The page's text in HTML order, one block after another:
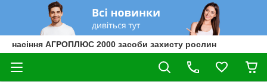
насіння АГРОПЛЮС 2000 засоби захисту рослин